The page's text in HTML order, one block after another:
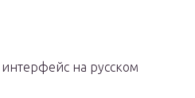
на русском